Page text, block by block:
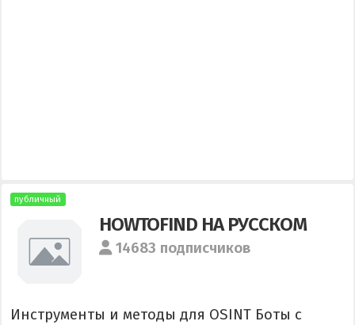
публичный
HOWTOFIND НА РУССКОМ
14683 подписчиков
Инструменты и методы для OSINT Боты с